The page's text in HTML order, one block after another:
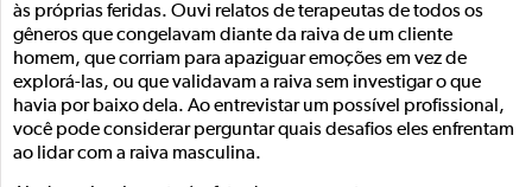
às próprias feridas. Ouvi relatos de terapeutas de todos os
gêneros que congelavam diante da raiva de um cliente
homem, que corriam para apaziguar emoções em vez de
explorá-las, ou que validavam a raiva sem investigar o que
havia por baixo dela. Ao entrevistar um possível profissional,
você pode considerar perguntar quais desafios eles enfrentam
ao lidar com a raiva masculina.